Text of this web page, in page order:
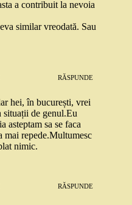
a contribuit la nevoia
similar vreodată. Sau
RĂSPUNDE
hei, în bucurești, vrei
situații de genul.Eu
asteptam sa se faca
mai repede.Multumesc
nimic.
RĂSPUNDE